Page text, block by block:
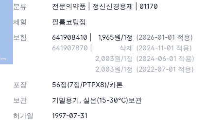
분류
전문의약품 | 정신신경용제 | 01170
제형
필름코팅정
보험
641908410 | 1,965원/1정 (2026-01-01 적용)
641907870 |
삭제 (2024-11-01 적용)
2,003원/1정 (2024-06-01 적용)
2,003원/1정 (2022-07-01 적용)
포장
56정(7정/PTPX8)/카톤
보관
기밀용기, 실온(15-30℃)보관
허가일
1997-07-31